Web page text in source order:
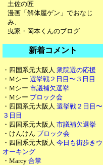
土佐の匠
漫画「解体屋ゲン」でおなじ
み、
曳家・岡本くんのブログ
新着コメント
・四国系元大阪人 衆院選の応援
・Mシー 選挙戦２日目〜３日目
・Mシー 市議補欠選挙
・Mシー ブロック会
・四国系元大阪人 選挙戦２日目〜
３日目
・四国系元大阪人 市議補欠選挙
・けんけん ブロック会
・四国系元大阪人 今日も街歩きウ
オーキング
・Marcy 合掌